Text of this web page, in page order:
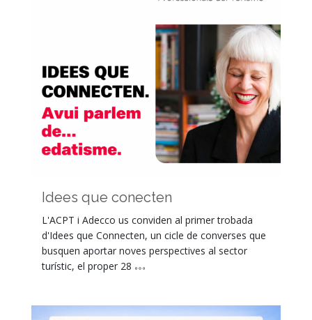
Idees que conecten
L'ACPT i Adecco us conviden al primer trobada
d'Idees que Connecten, un cicle de converses que
busquen aportar noves perspectives al sector
turístic, el proper 28